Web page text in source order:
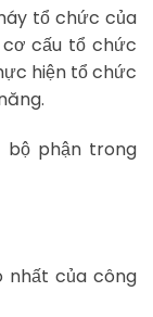
tổ chức của
cấu tổ chức
hiện tổ chức
bộ phận trong
nhất của công